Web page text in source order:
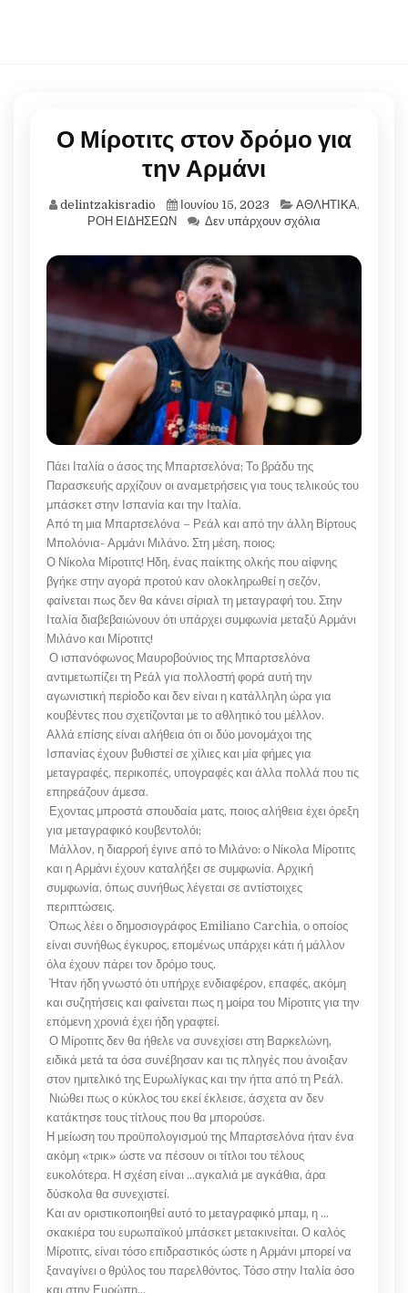
Ο Μίροτιτς στον δρόμο για
την Αρμάνι
delintzakisradio Ιουνίου 15, 2023 ΑΘΛΗΤΙΚΑ,
ΡΟΗ ΕΙΔΗΣΕΩΝ
Δεν υπάρχουν σχόλια
Πάει Ιταλία ο άσος της Μπαρτσελόνα; Το βράδυ της
Παρασκευής αρχίζουν οι αναμετρήσεις για τους τελικούς του
μπάσκετ στην Ισπανία και την Ιταλία.
Από τη μια Μπαρτσελόνα – Ρεάλ και από την άλλη Βίρτους
Μπολόνια- Αρμάνι Μιλάνο. Στη μέση, ποιος;
Ο Νίκολα Μίροτιτς! Ηδη, ένας παίκτης ολκής που αίφνης
βγήκε στην αγορά προτού καν ολοκληρωθεί η σεζόν,
φαίνεται πως δεν θα κάνει σίριαλ τη μεταγραφή του. Στην
Ιταλία διαβεβαιώνουν ότι υπάρχει συμφωνία μεταξύ Αρμάνι
Μιλάνο και Μίροτιτς!
Ο ισπανόφωνος Μαυροβούνιος της Μπαρτσελόνα
αντιμετωπίζει τη Ρεάλ για πολλοστή φορά αυτή την
αγωνιστική περίοδο και δεν είναι η κατάλληλη ώρα για
κουβέντες που σχετίζονται με το αθλητικό του μέλλον.
Αλλά επίσης είναι αλήθεια ότι οι δύο μονομάχοι της
Ισπανίας έχουν βυθιστεί σε χίλιες και μία φήμες για
μεταγραφές, περικοπές, υπογραφές και άλλα πολλά που τις
επηρεάζουν άμεσα.
Εχοντας μπροστά σπουδαία ματς, ποιος αλήθεια έχει όρεξη
για μεταγραφικό κουβεντολόι;
Μάλλον, η διαρροή έγινε από το Μιλάνο: ο Νίκολα Μίροτιτς
και η Αρμάνι έχουν καταλήξει σε συμφωνία. Αρχική
συμφωνία, όπως συνήθως λέγεται σε αντίστοιχες
περιπτώσεις.
Όπως λέει ο δημοσιογράφος Emiliano Carchia, ο οποίος
είναι συνήθως έγκυρος, επομένως υπάρχει κάτι ή μάλλον
όλα έχουν πάρει τον δρόμο τους.
Ήταν ήδη γνωστό ότι υπήρχε ενδιαφέρον, επαφές, ακόμη
και συζητήσεις και φαίνεται πως η μοίρα του Μίροτιτς για την
επόμενη χρονιά έχει ήδη γραφτεί.
Ο Μίροτιτς δεν θα ήθελε να συνεχίσει στη Βαρκελώνη,
ειδικά μετά τα όσα συνέβησαν και τις πληγές που άνοιξαν
στον ημιτελικό της Ευρωλίγκας και την ήττα από τη Ρεάλ.
Νιώθει πως ο κύκλος του εκεί έκλεισε, άσχετα αν δεν
κατάκτησε τους τίτλους που θα μπορούσε.
Η μείωση του προϋπολογισμού της Μπαρτσελόνα ήταν ένα
ακόμη «τρικ» ώστε να πέσουν οι τίτλοι του τέλους
ευκολότερα. Η σχέση είναι …αγκαλιά με αγκάθια, άρα
δύσκολα θα συνεχιστεί.
Και αν οριστικοποιηθεί αυτό το μεταγραφικό μπαμ, η …
σκακιέρα του ευρωπαϊκού μπάσκετ μετακινείται. Ο καλός
Μίροτιτς, είναι τόσο επιδραστικός ώστε η Αρμάνι μπορεί να
ξαναγίνει ο θρύλος του παρελθόντος. Τόσο στην Ιταλία όσο
και στην Ευρώπη…